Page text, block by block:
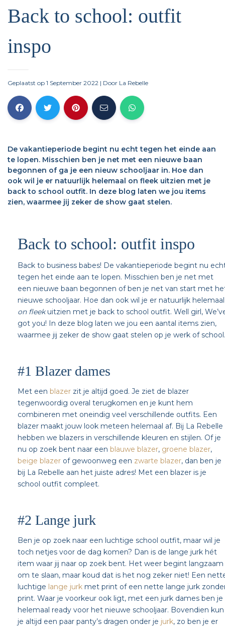
Back to school: outfit
inspo
Geplaatst op 1 September 2022 | Door La Rebelle
De vakantieperiode begint nu echt tegen het einde aan
te lopen. Misschien ben je net met een nieuwe baan
begonnen of ga je een nieuw schooljaar in. Hoe dan
ook wil je er natuurlijk helemaal on fleek uitzien met je
back to school outfit. In deze blog laten we jou items
zien, waarmee jij zeker de show gaat stelen.
Back to school: outfit inspo
Back to business babes! De vakantieperiode begint nu
tegen het einde aan te lopen. Misschien ben je net met
een nieuwe baan begonnen of ben je net van start met
nieuwe schooljaar. Hoe dan ook wil je er natuurlijk helemaal
on fleekuitzien met je back to school outfit. Well girl,
got you! In deze blog laten we jou een aantal items zien,
waarmee jij zeker de show gaat stelen op je werk of school.
#1 Blazer dames
Met een blazer zit je altijd goed. Je ziet de blazer
tegenwoordig overal terugkomen en je kunt hem
combineren met oneindig veel verschillende outfits. Een
blazer maakt jouw look meteen helemaal af. Bij La Rebelle
hebben we blazers in verschillende kleuren en stijlen. Of je
nu op zoek bent naar een blauwe blazer, groene blazer,
beige blazer of gewoonweg een zwarte blazer, dan ben je
bij La Rebelle aan het juiste adres! Met een blazer is je
school outfit compleet.
#2 Lange jurk
Ben je op zoek naar een luchtige school outfit, maar wil je
toch netjes voor de dag komen? Dan is de lange jurk hét
item waar jij naar op zoek bent. Het weer begint langzaam
om te slaan, maar koud dat is het nog zeker niet! Een
luchtige lange jurk met print of een nette lange jurk
print. Waar je voorkeur ook ligt, met een jurk dames ben je
helemaal ready voor het nieuwe schooljaar. Bovendien kun
je altijd een paar panty’s dragen onder je jurk, zo ben je er